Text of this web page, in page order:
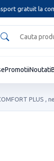
gratuit la
PromotiiNoutati
PLUS ,